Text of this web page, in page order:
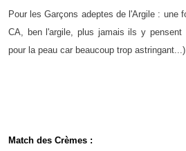
Pour les Garçons adeptes de l'Argile : une
CA, ben l'argile, plus jamais ils y
pour la peau car beaucoup trop
Match des Crèmes :